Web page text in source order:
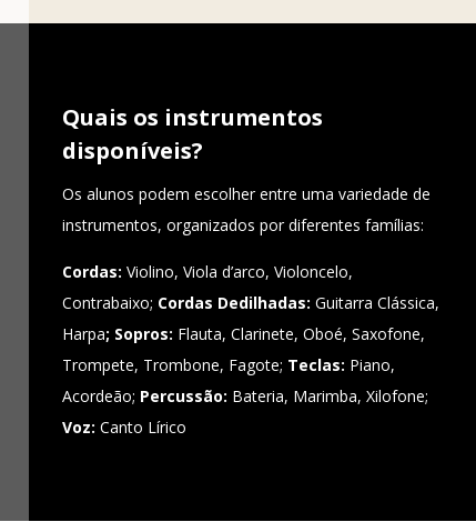
Quais os instrumentos
disponíveis?
Os alunos podem escolher entre uma variedade de
instrumentos, organizados por diferentes famílias:
Cordas: Violino, Viola d’arco, Violoncelo,
Contrabaixo; Cordas Dedilhadas: Guitarra Clássica,
Harpa; Sopros: Flauta, Clarinete, Oboé, Saxofone,
Trompete, Trombone, Fagote; Teclas: Piano,
Acordeão; Percussão: Bateria, Marimba, Xilofone;
Voz: Canto Lírico